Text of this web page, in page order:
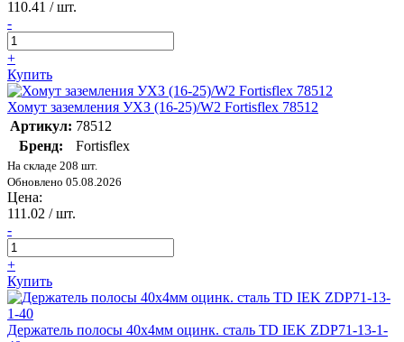
110.41 / шт.
-
+
Купить
Хомут заземления УХЗ (16-25)/W2 Fortisflex 78512
Артикул: 78512
Бренд:
Fortisflex
На складе 208 шт.
Обновлено 05.08.2026
Цена:
111.02 / шт.
-
+
Купить
Держатель полосы 40х4мм оцинк. сталь TD IEK ZDP71-13-1-